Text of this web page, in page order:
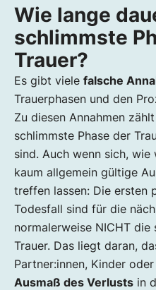
Wie lange
schlimmste
Trauer?
Es gibt viele falsche
Trauerphasen und den
Zu diesen Annahmen
schlimmste Phase der
sind. Auch wenn sich,
kaum allgemein gültige
treffen lassen: Die ersten
Todesfall sind für die
normalerweise NICHT die
Trauer. Das liegt daran,
Partner:innen, Kinder
Ausmaß des Verlusts in